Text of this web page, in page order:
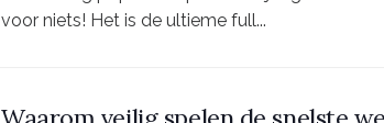
voor niets! Het is de ultieme full...